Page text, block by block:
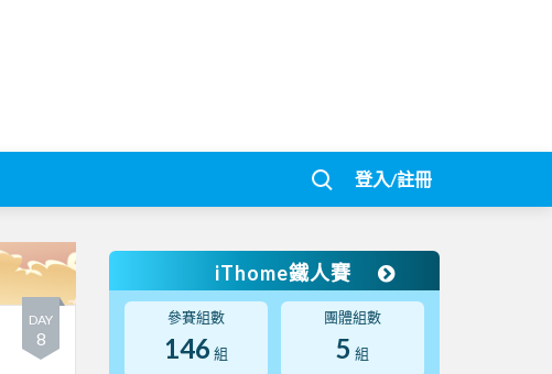
登入/註冊
DAY
8
iThome鐵人賽
參賽組數
146 組
團體組數
5 組